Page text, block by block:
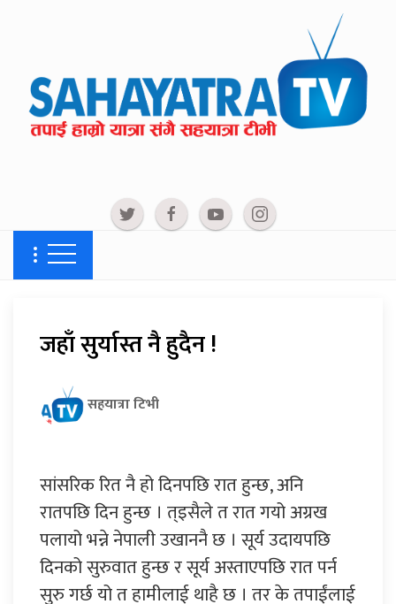
जहाँ सुर्यास्त नै हुदैन !
सहयात्रा टिभी
सांसरिक रित नै हो दिनपछि रात हुन्छ, अनि
रातपछि दिन हुन्छ । त्इसैले त रात गयो अग्रख
पलायो भन्ने नेपाली उखाननै छ । सूर्य उदायपछि
दिनको सुरुवात हुन्छ र सूर्य अस्ताएपछि रात पर्न
सुरु गर्छ यो त हामीलाई थाहै छ । तर के तपाईंलाई